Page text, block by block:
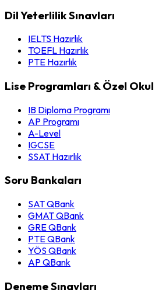
Dil Yeterlilik Sınavları
IELTS Hazırlık
TOEFL Hazırlık
PTE Hazırlık
Lise Programları & Özel Okul
IB Diploma Programı
AP Programı
A-Level
IGCSE
SSAT Hazırlık
Soru Bankaları
SAT QBank
GMAT QBank
GRE QBank
PTE QBank
YÖS QBank
AP QBank
Deneme Sınavları